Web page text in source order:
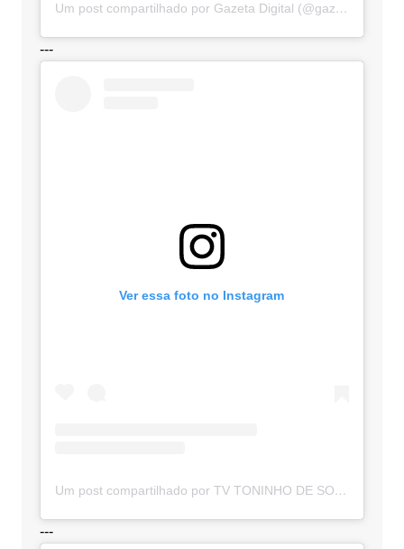
Um post compartilhado por Gazeta Digital (@gazetadigital)
---
Ver essa foto no Instagram
Um post compartilhado por TV TONINHO DE SOUZA (@toninhodesouzamt)
---